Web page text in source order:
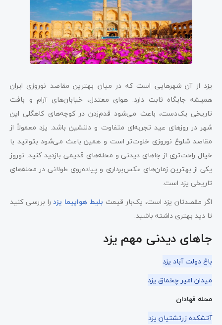
یزد از آن شهرهایی است که در میان بهترین مقاصد نوروزی ایران
همیشه جایگاه ثابت دارد. هوای معتدل، خیابان‌های آرام و بافت
تاریخی یک‌دست، باعث می‌شود قدم‌زدن در کوچه‌های کاهگلی این
شهر در روزهای عید تجربه‌ای متفاوت و دلنشین باشد. یزد معمولاً از
مقاصد شلوغ نوروزی خلوت‌تر است و همین باعث می‌شود بتوانید با
خیال راحت‌تری از جاهای دیدنی و محله‌های قدیمی بازدید کنید. نوروز
یکی از بهترین زمان‌های عکس‌برداری و پیاده‌روی طولانی در محله‌های
تاریخی یزد است.
اگر مقصدتان یزد است، یک‌بار قیمت بلیط هواپیما یزد را بررسی کنید
تا دید بهتری داشته باشید.
جاهای دیدنی مهم یزد
باغ دولت آباد یزد
میدان امیر چخماق یزد
محله فهادان
آتشکده زرتشتیان یزد